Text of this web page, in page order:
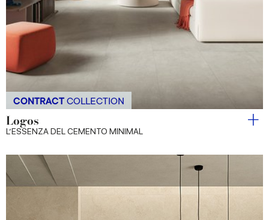
CONTRACT COLLECTION
Logos
L’ESSENZA DEL CEMENTO MINIMAL